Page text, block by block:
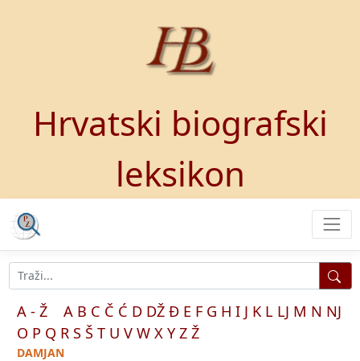
Hrvatski biografski
leksikon
A - Ž A B C Č Ć D DŽ Đ E F G H I J K L LJ M N NJ
O P Q R S Š T U V W X Y Z Ž
DAMJAN